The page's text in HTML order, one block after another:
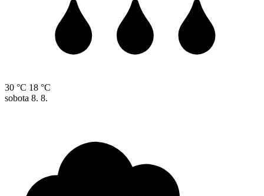
30 °C 18 °C
sobota 8. 8.